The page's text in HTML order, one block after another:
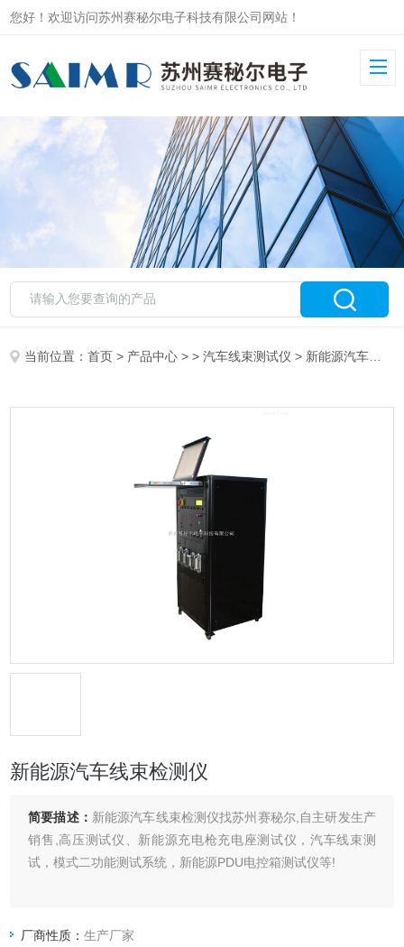
您好！欢迎访问苏州赛秘尔电子科技有限公司网站！
当前位置：首页 > 产品中心 > >汽车线束测试仪 > 新能源汽车线束检测仪
新能源汽车线束检测仪
简要描述： 新能源汽车线束检测仪找苏州赛秘尔,自主研发生产
销售,高压测试仪、新能源充电枪充电座测试仪，汽车线束测
试，模式二功能测试系统，新能源PDU电控箱测试仪等!
厂商性质：生产厂家